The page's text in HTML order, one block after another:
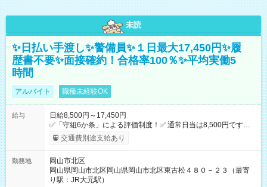
未読
✨日払い手渡し✨警備員✨１日最大17,450円✨履
歴書不要✨面接確約！合格率100％✨平均実働5
時間
アルバイト 職種未経験OK
給与
日給8,500円～17,450円
✅「守組6か条」による評価制度！✅ 通常日当は8,500円ですが
上記評価制度により「S級隊員」と認定されれば10,000円の日当
を支給します。 (1)上記勤務者が交通2級資格者の場合10,000円
14,375円 (3)上記現場が日祝深夜の場合 17,250円 (4)上記勤務
者が現場までの運転者の場合17,250+200円＝17,450円 -----------
------------------------------- *最高日当額 17,450円* ---------------------
交通費別途支給あり
勤務地
岡山市北区
岡山県岡山市北区岡山県岡山市北区東古松４８０－２３（最寄
り駅：JR大元駅）